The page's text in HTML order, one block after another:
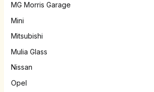
MG Morris Garage
Mini
Mitsubishi
Mulia Glass
Nissan
Opel